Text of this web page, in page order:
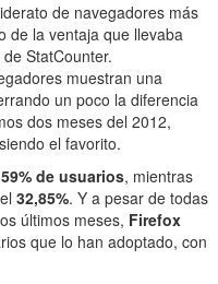
de navegadores más
de la ventaja que llevaba
StatCounter.
muestran una
un poco la diferencia
dos meses del 2012,
el favorito.
de usuarios, mientras
32,85%. Y a pesar de todas
últimos meses, Firefox
que lo han adoptado, con